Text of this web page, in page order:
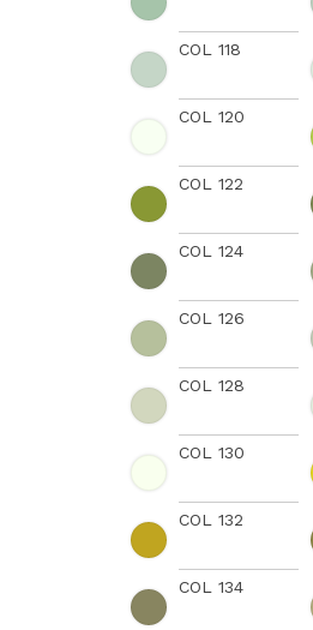
COL 118
COL 120
COL 122
COL 124
COL 126
COL 128
COL 130
COL 132
COL 134